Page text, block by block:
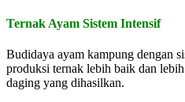
Ternak Ayam Sistem Intensif
Budidaya ayam kampung dengan
produksi ternak lebih baik dan
daging yang dihasilkan.